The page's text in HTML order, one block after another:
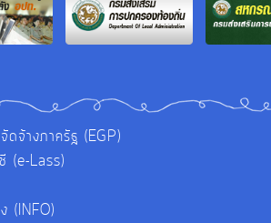
ดจ้างภาครัฐ (EGP)
(e-Lass)
(INFO)